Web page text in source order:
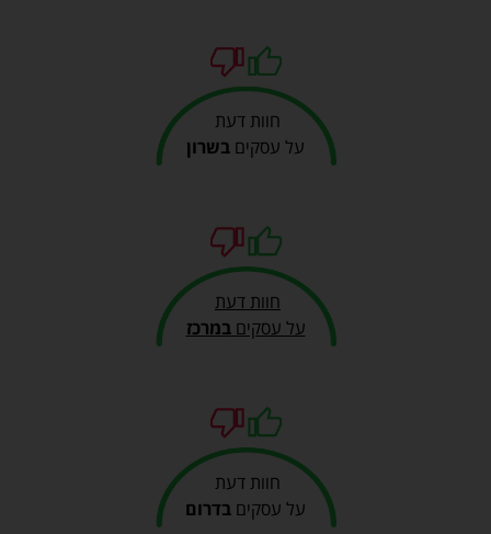
חוות דעת
על עסקים בשרון
חוות דעת
על עסקיםבמרכז
חוות דעת
על עסקים בדרום